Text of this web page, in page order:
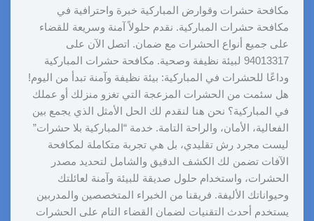
مكافحة حشرات وقوارض المباركية خبرة واحترافية في
مكافحة حشرات المباركية. نقدم حلولاً آمنة وسريعة للقضاء
على جميع أنواع الحشرات مع ضمان. اتصل الآن على
94013317 لبيئة نظيفة وصحية. مكافحة حشرات المباركية
وداعًا للحشرات في المباركية: بيئة نظيفة وآمنة تبدأ من اليوم!
هل سئمت من الحشرات المزعجة التي تغزو منزلك أو عملك
في المباركية؟ نحن هنا لنقدم لك الحل الأمثل الذي يجمع بين
الفعالية، الأمان، والراحة التامة. خدمة “المباركية بلا حشرات”
ليست مجرد رش تقليدي، بل هي تجربة متكاملة لمكافحة
الآفات تضمن لك الكشف الدقيق والشامل لتحديد مصدر
الحشرات، واستخدام حلول صديقة للبيئة وآمنة لعائلتك
وحيواناتك الأليفة. فريقنا من الخبراء المتخصصين والمدربين
يستخدم أحدث التقنيات لضمان القضاء التام على الحشرات